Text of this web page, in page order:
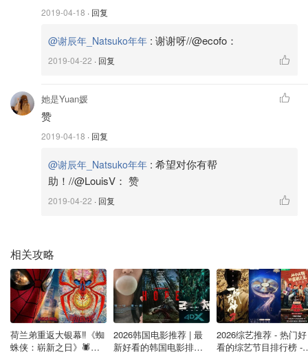
谢辰年_Natsuko年年
洗完以后能明显看到，鼻子上的黑头都浮出来了，用粉
刺针轻轻一刮就掉了！如果是把这款洁面当做粘土面膜
来用，先把脸洗干净，然后再用含水杨酸的化妆水敷一
会儿。只有水杨酸才可以深入毛孔溶解油脂！这时候把
CIRCCELL Geothermal Clay Cleanser涂抹在鼻子上，
等10-15分钟后洗干净，再用粉刺针刮一遍就行。记得是
刮浮出来的黑头，而不是挤黑头啊！
Skincare
$40
购买
Circcell Vitamin C Ampoules
2019-04-18 · 回复
@谢辰年_Natsuko年年 : 谢谢呀//@ecofo：
2019-04-22 · 回复
她是Yuan媛
赞
2019-04-18 · 回复
@谢辰年_Natsuko年年 : 希望对你有帮
助！//@LouisV： 赞
2019-04-22 · 回复
相关攻略
荷兰弟重返大银幕‼️《蜘
蛛侠：崭新之日》🕷️北
2026韩国电影推荐 | 最
新好看的韩国电影排行
2026综艺推荐 - 热门好
看的综艺节目排行榜 -